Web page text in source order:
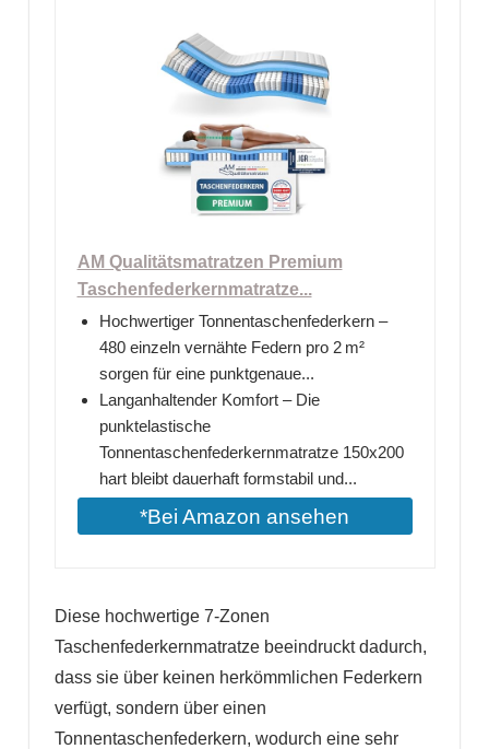
AM Qualitätsmatratzen Premium
Taschenfederkernmatratze...
Hochwertiger Tonnentaschenfederkern –
480 einzeln vernähte Federn pro 2 m²
sorgen für eine punktgenaue...
Langanhaltender Komfort – Die
punktelastische
Tonnentaschenfederkernmatratze 150x200
hart bleibt dauerhaft formstabil und...
*Bei Amazon ansehen
Diese hochwertige 7-Zonen
Taschenfederkernmatratze beeindruckt dadurch,
dass sie über keinen herkömmlichen Federkern
verfügt, sondern über einen
Tonnentaschenfederkern, wodurch eine sehr